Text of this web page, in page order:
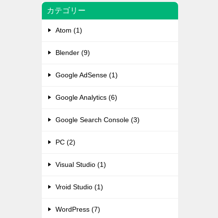
カテゴリー
Atom (1)
Blender (9)
Google AdSense (1)
Google Analytics (6)
Google Search Console (3)
PC (2)
Visual Studio (1)
Vroid Studio (1)
WordPress (7)